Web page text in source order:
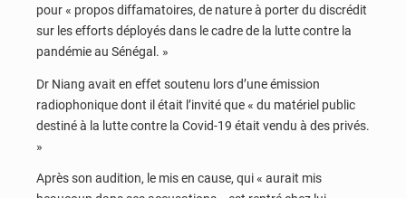
pour « propos diffamatoires, de nature à porter du discrédit
sur les efforts déployés dans le cadre de la lutte contre la
pandémie au Sénégal. »
Dr Niang avait en effet soutenu lors d’une émission
radiophonique dont il était l’invité que « du matériel public
destiné à la lutte contre la Covid-19 était vendu à des privés.
»
Après son audition, le mis en cause, qui « aurait mis